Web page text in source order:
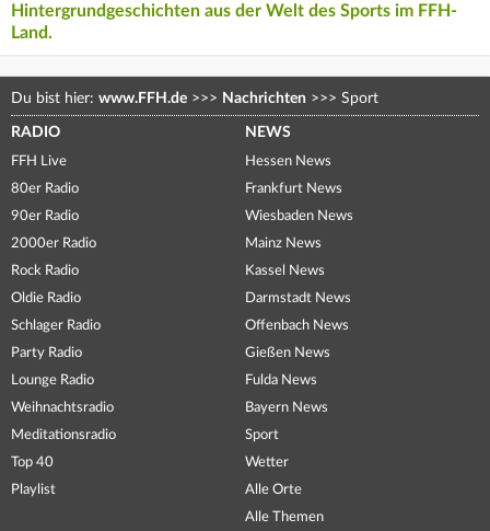
Hintergrundgeschichten aus der Welt des Sports im FFH-
Land.
Du bist hier: www.FFH.de >>> Nachrichten >>> Sport
RADIO
FFH Live
80er Radio
90er Radio
2000er Radio
Rock Radio
Oldie Radio
Schlager Radio
Party Radio
Lounge Radio
Weihnachtsradio
Meditationsradio
Top 40
Playlist
NEWS
Hessen News
Frankfurt News
Wiesbaden News
Mainz News
Kassel News
Darmstadt News
Offenbach News
Gießen News
Fulda News
Bayern News
Sport
Wetter
Alle Orte
Alle Themen